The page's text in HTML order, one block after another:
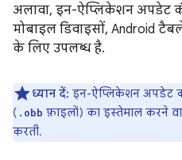
अलावा, इन-ऐप्लिकेशन अपडेट
मोबाइल डिवाइसों, Android
के लिए उपलब्ध है.
ध्यान दें: इन-ऐप्लिकेशन अपडेट
( .obb फ़ाइलों) का इस्तेमाल करने
करती.